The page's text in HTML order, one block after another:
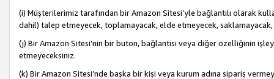
(i) Müşterilerimiz tarafından bir Amazon Sitesi’yle bağlantılı olarak
dahil) talep etmeyecek, toplamayacak, elde etmeyecek,
(j) Bir Amazon Sitesi’nin bir buton, bağlantısı veya diğer özelliğinin
etmeyeceksiniz.
(k) Bir Amazon Sitesi’nde başka bir kişi veya kurum adına sipariş